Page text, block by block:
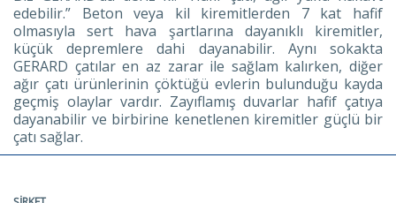
edebilir.” Beton veya kil kiremitlerden 7 kat hafif
olmasıyla sert hava şartlarına dayanıklı kiremitler,
küçük depremlere dahi dayanabilir. Aynı sokakta
GERARD çatılar en az zarar ile sağlam kalırken, diğer
ağır çatı ürünlerinin çöktüğü evlerin bulunduğu kayda
geçmiş olaylar vardır. Zayıflamış duvarlar hafif çatıya
dayanabilir ve birbirine kenetlenen kiremitler güçlü bir
çatı sağlar.